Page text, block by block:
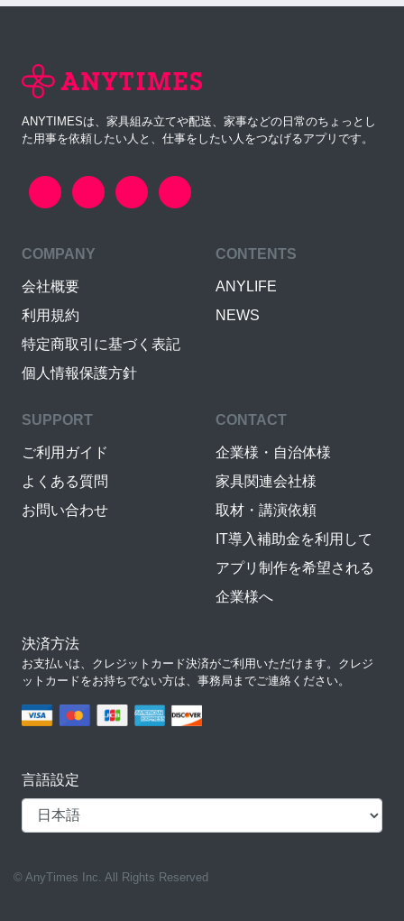
ANYTIMESは、家具組み立てや配送、家事などの日常のちょっとし
た用事を依頼したい人と、仕事をしたい人をつなげるアプリです。
COMPANY
会社概要
利用規約
特定商取引に基づく表記
個人情報保護方針
CONTENTS
ANYLIFE
NEWS
SUPPORT
ご利用ガイド
よくある質問
お問い合わせ
CONTACT
企業様・自治体様
家具関連会社様
取材・講演依頼
IT導入補助金を利用して
アプリ制作を希望される
企業様へ
決済方法
お支払いは、クレジットカード決済がご利用いただけます。クレジ
ットカードをお持ちでない方は、事務局までご連絡ください。
言語設定
© AnyTimes Inc. All Rights Reserved